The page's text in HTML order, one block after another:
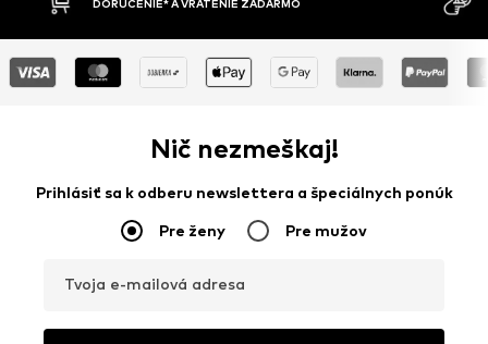
DORUČENIE* A VRÁTENIE ZADARMO
Nič nezmeškaj!
Prihlásiť sa k odberu newslettera a špeciálnych ponúk
Pre ženy Pre mužov
Tvoja e-mailová adresa